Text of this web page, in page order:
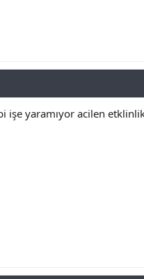
yaramıyor acilen